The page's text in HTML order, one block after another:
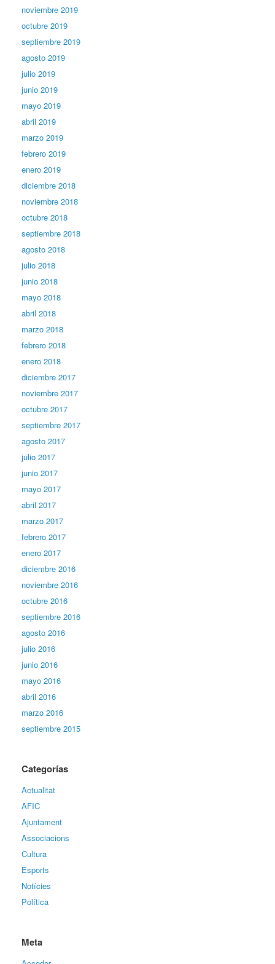
noviembre 2019
octubre 2019
septiembre 2019
agosto 2019
julio 2019
junio 2019
mayo 2019
abril 2019
marzo 2019
febrero 2019
enero 2019
diciembre 2018
noviembre 2018
octubre 2018
septiembre 2018
agosto 2018
julio 2018
junio 2018
mayo 2018
abril 2018
marzo 2018
febrero 2018
enero 2018
diciembre 2017
noviembre 2017
octubre 2017
septiembre 2017
agosto 2017
julio 2017
junio 2017
mayo 2017
abril 2017
marzo 2017
febrero 2017
enero 2017
diciembre 2016
noviembre 2016
octubre 2016
septiembre 2016
agosto 2016
julio 2016
junio 2016
mayo 2016
abril 2016
marzo 2016
septiembre 2015
Categorías
Actualitat
AFIC
Ajuntament
Associacions
Cultura
Esports
Notícies
Política
Meta